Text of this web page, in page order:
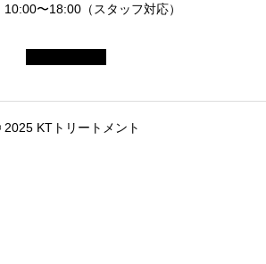
〜18:00（スタッフ対応）
2025 KTトリートメント